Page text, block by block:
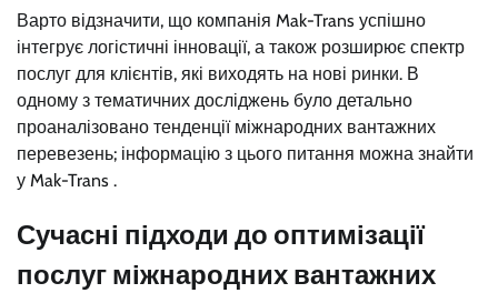
Варто відзначити, що компанія Mak-Trans успішно
інтегрує логістичні інновації, а також розширює спектр
послуг для клієнтів, які виходять на нові ринки. В
одному з тематичних досліджень було детально
проаналізовано тенденції міжнародних вантажних
перевезень; інформацію з цього питання можна знайти
у Mak-Trans .
Сучасні підходи до оптимізації
послуг міжнародних вантажних